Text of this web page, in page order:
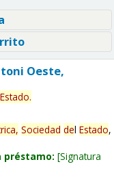
Oeste,
Estado.
Sociedad del Estado,
préstamo: Signatura